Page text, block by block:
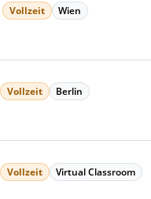
Vollzeit Wien
Vollzeit Berlin
Vollzeit Virtual Classroom